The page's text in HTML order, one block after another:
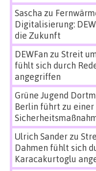
Sascha zu
Digitalisierung:
die Zukunft
DEWFan zu Streit
fühlt sich durch
angegriffen
Grüne Jugend
Berlin führt zu
Ulrich Sanderzu
Dahmen fühlt sich
Karacakurtoglu